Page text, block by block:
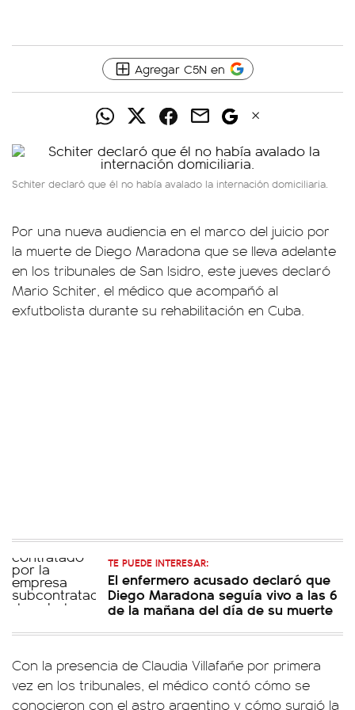
Agregar C5N en
Schiter declaró que él no había avalado la internación domiciliaria.
Por una nueva audiencia en el marco del juicio por
la muerte de Diego Maradona que se lleva adelante
en los tribunales de San Isidro, este jueves declaró
Mario Schiter, el médico que acompañó al
exfutbolista durante su rehabilitación en Cuba.
TE PUEDE INTERESAR:
El enfermero acusado declaró que
Diego Maradona seguía vivo a las 6
de la mañana del día de su muerte
Con la presencia de Claudia Villafañe por primera
vez en los tribunales, el médico contó cómo se
conocieron con el astro argentino y cómo surgió la